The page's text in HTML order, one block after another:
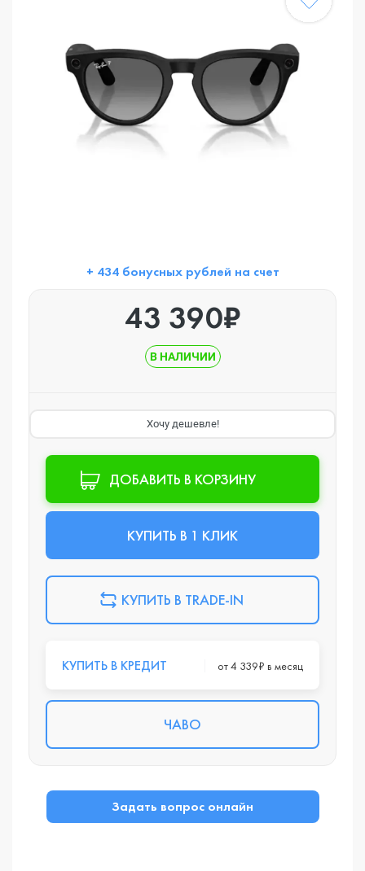
+ 434 бонусных рублей на счет
43 390₽
В НАЛИЧИИ
Хочу дешевле!
ДОБАВИТЬ В КОРЗИНУ
КУПИТЬ В 1 КЛИК
КУПИТЬ В TRADE-IN
КУПИТЬ В КРЕДИТ от 4 339₽ в месяц
ЧАВО
Задать вопрос онлайн